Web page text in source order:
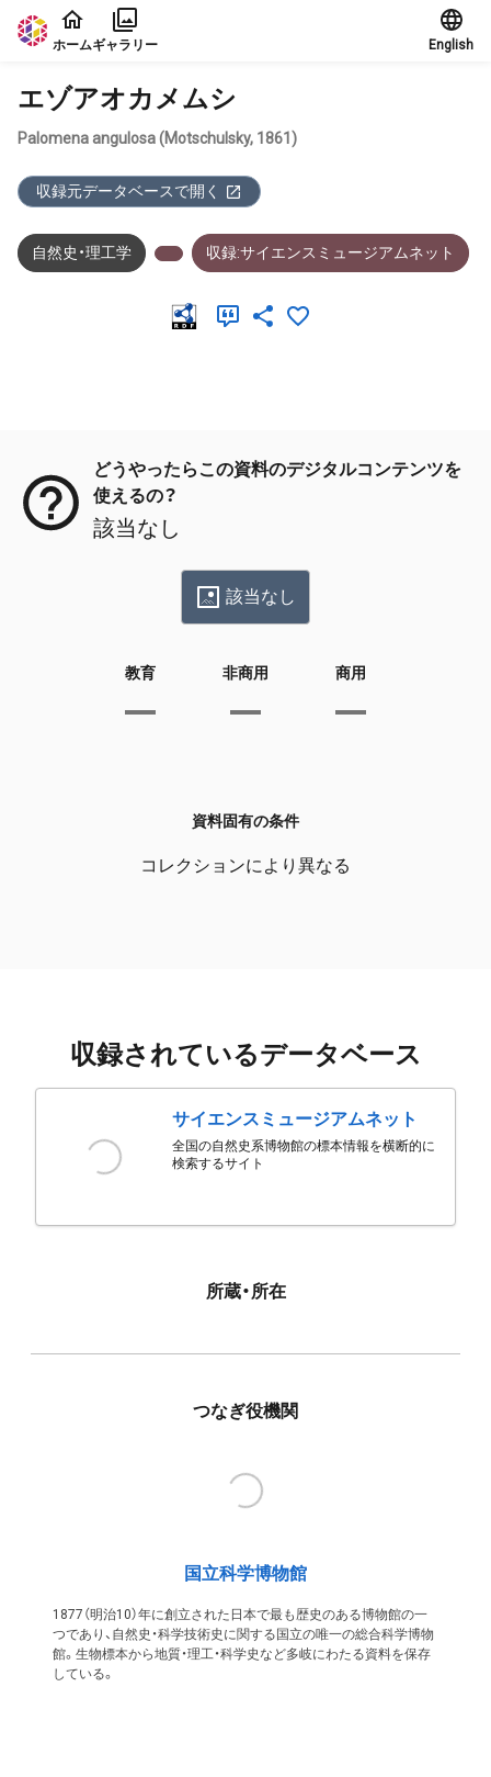
本文に飛ぶ
ホームギャラリー English
エゾアオカメムシ
Palomena angulosa (Motschulsky, 1861)
収録元データベースで開く
自然史・理工学 収録:サイエンスミュージアムネット
どうやったらこの資料のデジタルコンテンツを
使えるの？
該当なし
該当なし
教育 非商用 商用
資料固有の条件
コレクションにより異なる
収録されているデータベース
サイエンスミュージアムネット
全国の自然史系博物館の標本情報を横断的に
検索するサイト
所蔵・所在
つなぎ役機関
国立科学博物館
1877（明治10）年に創立された日本で最も歴史のある博物館の一
つであり、自然史・科学技術史に関する国立の唯一の総合科学博物
館。生物標本から地質・理工・科学史など多岐にわたる資料を保存
している。